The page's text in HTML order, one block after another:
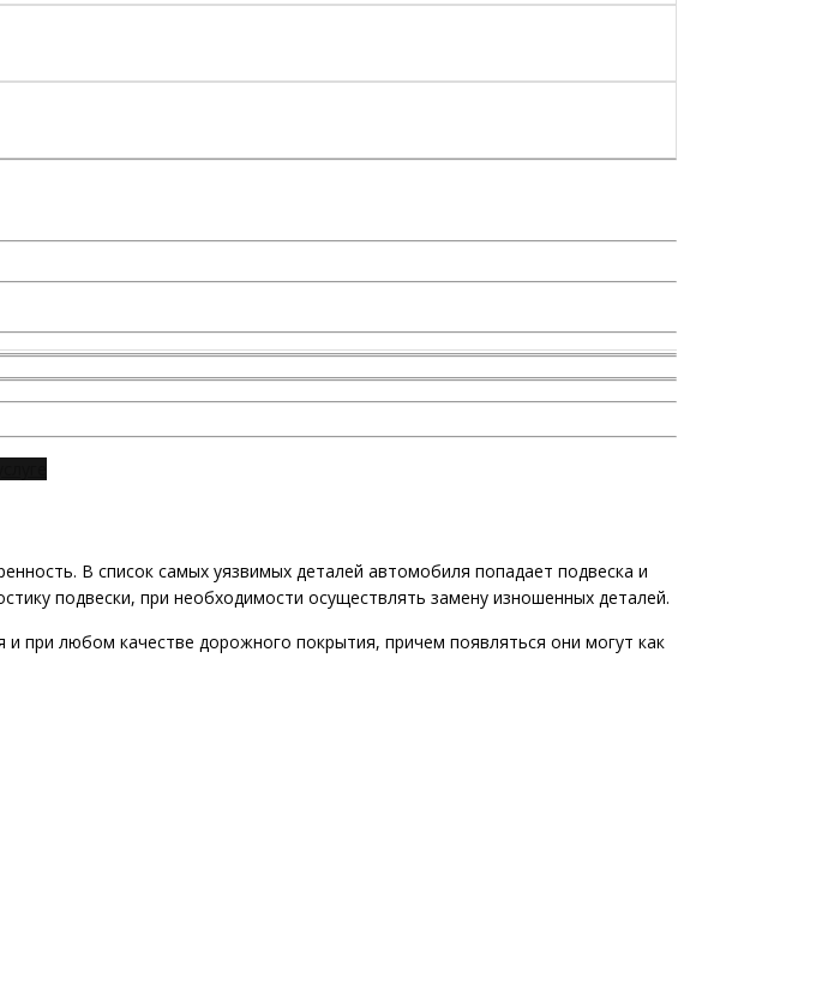
В список самых уязвимых деталей автомобиля попадает подвеска и
подвески, при необходимости осуществлять замену изношенных деталей.
при любом качестве дорожного покрытия, причем появляться они могут как